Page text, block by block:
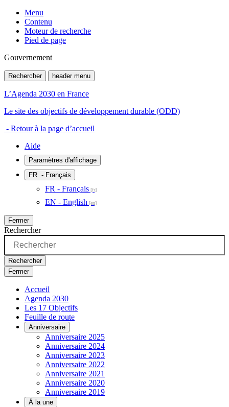
Menu
Contenu
Moteur de recherche
Pied de page
Gouvernement
Rechercher header menu
L’Agenda 2030 en France
Le site des objectifs de développement durable (ODD)
- Retour à la page d’accueil
Aide
Paramètres d'affichage
FR - Français
FR - Français
EN - English
Fermer
Rechercher
Rechercher
Fermer
Accueil
Agenda 2030
Les 17 Objectifs
Feuille de route
Anniversaire
Anniversaire 2025
Anniversaire 2024
Anniversaire 2023
Anniversaire 2022
Anniversaire 2021
Anniversaire 2020
Anniversaire 2019
À la une